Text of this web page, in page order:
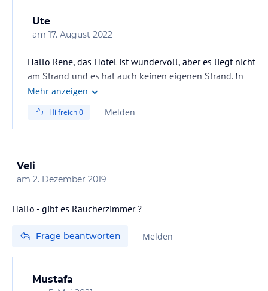
Ute
am 17. August 2022
Hallo Rene, das Hotel ist wundervoll, aber es liegt nicht
am Strand und es hat auch keinen eigenen Strand. In
wenigen Minuten bist Du aber zu Fuß am Stadtstrand.
eher ungeeignet. Kein Sand zum spielen. Es wurden auf
Fotos, wenn man bei Google ,,Stadtstrand Antalya "
eingibt ,gut erkennen.
Mehr anzeigen
Hilfreich0 Melden
Veli
am 2. Dezember 2019
Hallo - gibt es Raucherzimmer ?
Frage beantworten Melden
Mustafa